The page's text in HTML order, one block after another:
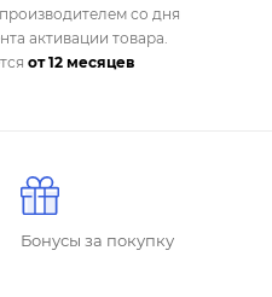
со дня
активации товара.
от 12 месяцев
Бонусы за покупку